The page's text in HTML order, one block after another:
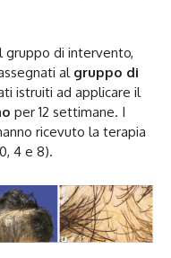
gruppo di intervento,
al gruppo di
istruiti ad applicare il
per 12 settimane. I
ricevuto la terapia
4 e 8).